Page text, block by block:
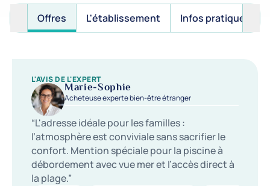
Offres L'établissement Infos pratiques
L'AVIS DE L'EXPERT
Marie-Sophie
Acheteuse experte bien-être étranger
“L'adresse idéale pour les familles :
l’atmosphère est conviviale sans sacrifier le
confort. Mention spéciale pour la piscine à
débordement avec vue mer et l’accès direct à
la plage.”